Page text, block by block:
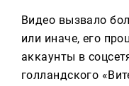
Видео вызвало
или иначе, его
аккаунты в
голландского